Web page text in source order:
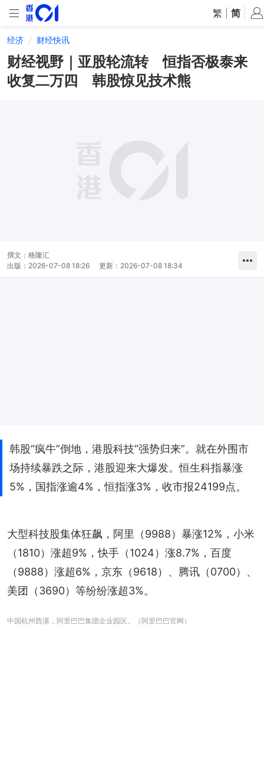
繁 简
经济 财经快讯
财经视野｜亚股轮流转 恒指否极泰来
收复二万四 韩股惊见技术熊
撰文： 格隆汇
出版： 2026-07-08 18:26 更新： 2026-07-08 18:34
韩股“疯牛”倒地，港股科技“强势归来”。就在外围市
场持续暴跌之际，港股迎来大爆发。恒生科指暴涨
5%，国指涨逾4%，恒指涨3%，收市报24199点。
大型科技股集体狂飙，阿里（9988）暴涨12%，小米
（1810）涨超9%，快手（1024）涨8.7%，百度
（9888）涨超6%，京东（9618）、腾讯（0700）、
美团（3690）等纷纷涨超3%。
中国杭州西溪，阿里巴巴集团企业园区。（阿里巴巴官网）